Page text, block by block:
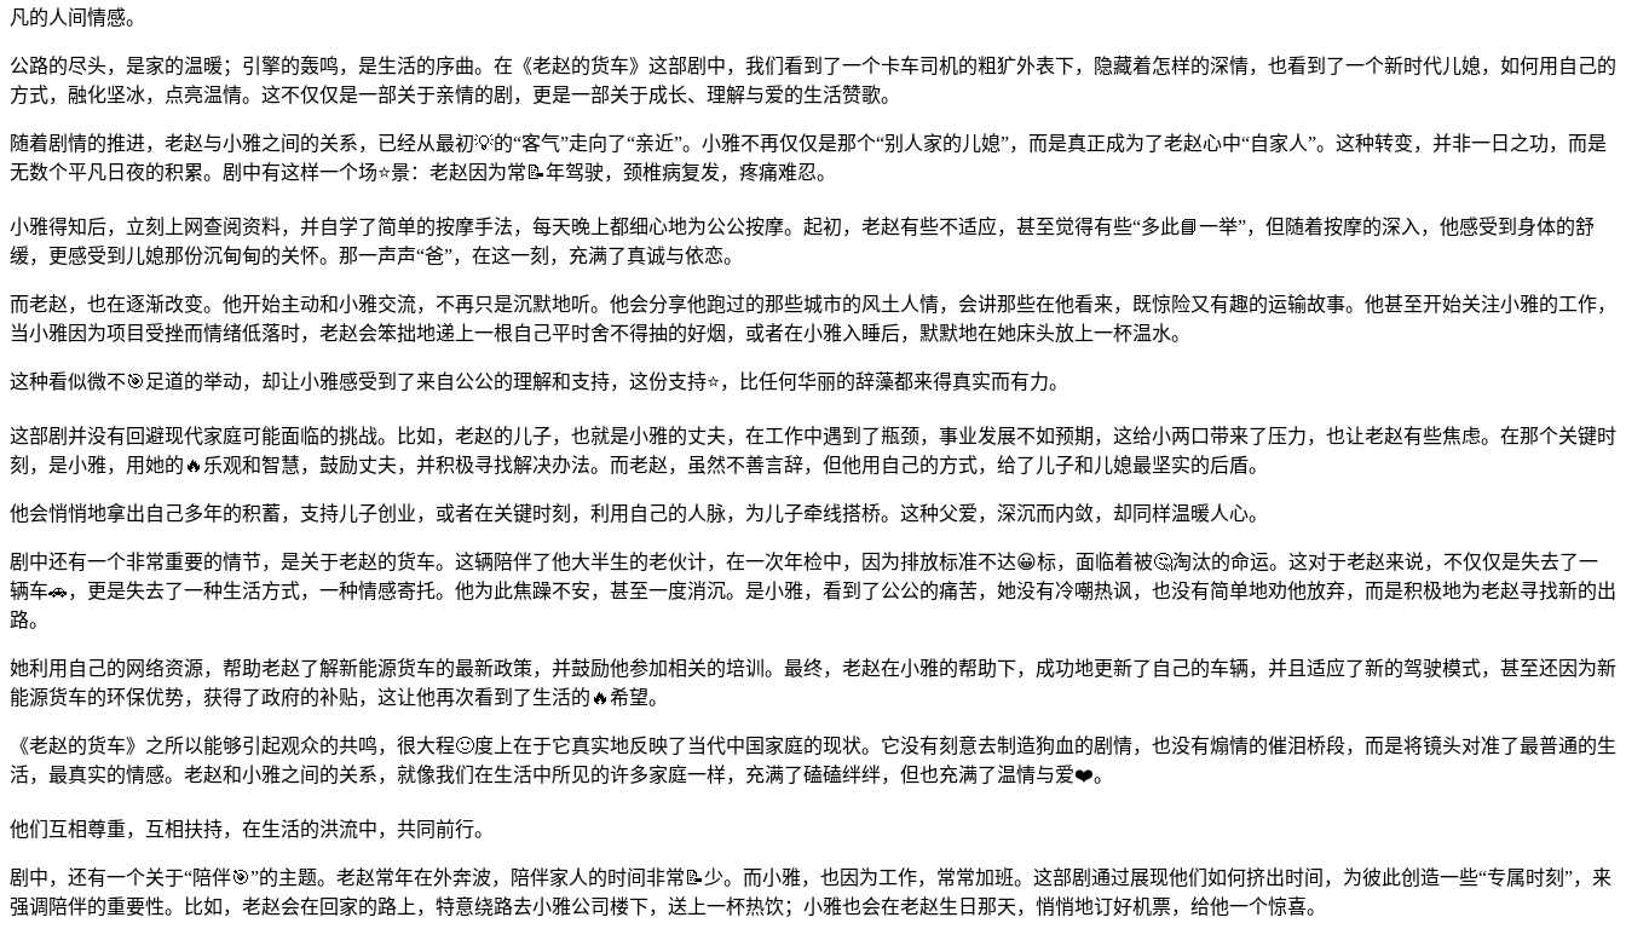
凡的人间情感。
公路的尽头，是家的温暖；引擎的轰鸣，是生活的序曲。在《老赵的货车》这部剧中，我们看到了一个卡车司机的粗犷外表下，隐藏着怎样的深情，也看到了一个新时代儿媳，如何用自己的
方式，融化坚冰，点亮温情。这不仅仅是一部关于亲情的剧，更是一部关于成长、理解与爱的生活赞歌。
随着剧情的推进，老赵与小雅之间的关系，已经从最初💡的“客气”走向了“亲近”。小雅不再仅仅是那个“别人家的儿媳”，而是真正成为了老赵心中“自家人”。这种转变，并非一日之功，而是
无数个平凡日夜的积累。剧中有这样一个场⭐景：老赵因为常📝年驾驶，颈椎病复发，疼痛难忍。
小雅得知后，立刻上网查阅资料，并自学了简单的按摩手法，每天晚上都细心地为公公按摩。起初，老赵有些不适应，甚至觉得有些“多此📘一举”，但随着按摩的深入，他感受到身体的舒
缓，更感受到儿媳那份沉甸甸的关怀。那一声声“爸”，在这一刻，充满了真诚与依恋。
而老赵，也在逐渐改变。他开始主动和小雅交流，不再只是沉默地听。他会分享他跑过的那些城市的风土人情，会讲那些在他看来，既惊险又有趣的运输故事。他甚至开始关注小雅的工作，
当小雅因为项目受挫而情绪低落时，老赵会笨拙地递上一根自己平时舍不得抽的好烟，或者在小雅入睡后，默默地在她床头放上一杯温水。
这种看似微不🎯足道的举动，却让小雅感受到了来自公公的理解和支持，这份支持⭐，比任何华丽的辞藻都来得真实而有力。
这部剧并没有回避现代家庭可能面临的挑战。比如，老赵的儿子，也就是小雅的丈夫，在工作中遇到了瓶颈，事业发展不如预期，这给小两口带来了压力，也让老赵有些焦虑。在那个关键时
刻，是小雅，用她的🔥乐观和智慧，鼓励丈夫，并积极寻找解决办法。而老赵，虽然不善言辞，但他用自己的方式，给了儿子和儿媳最坚实的后盾。
他会悄悄地拿出自己多年的积蓄，支持儿子创业，或者在关键时刻，利用自己的人脉，为儿子牵线搭桥。这种父爱，深沉而内敛，却同样温暖人心。
剧中还有一个非常重要的情节，是关于老赵的货车。这辆陪伴了他大半生的老伙计，在一次年检中，因为排放标准不达😀标，面临着被🤔淘汰的命运。这对于老赵来说，不仅仅是失去了一
辆车🚗，更是失去了一种生活方式，一种情感寄托。他为此焦躁不安，甚至一度消沉。是小雅，看到了公公的痛苦，她没有冷嘲热讽，也没有简单地劝他放弃，而是积极地为老赵寻找新的出
路。
她利用自己的网络资源，帮助老赵了解新能源货车的最新政策，并鼓励他参加相关的培训。最终，老赵在小雅的帮助下，成功地更新了自己的车辆，并且适应了新的驾驶模式，甚至还因为新
能源货车的环保优势，获得了政府的补贴，这让他再次看到了生活的🔥希望。
《老赵的货车》之所以能够引起观众的共鸣，很大程🙂度上在于它真实地反映了当代中国家庭的现状。它没有刻意去制造狗血的剧情，也没有煽情的催泪桥段，而是将镜头对准了最普通的生
活，最真实的情感。老赵和小雅之间的关系，就像我们在生活中所见的许多家庭一样，充满了磕磕绊绊，但也充满了温情与爱❤️。
他们互相尊重，互相扶持，在生活的洪流中，共同前行。
剧中，还有一个关于“陪伴🎯”的主题。老赵常年在外奔波，陪伴家人的时间非常📝少。而小雅，也因为工作，常常加班。这部剧通过展现他们如何挤出时间，为彼此创造一些“专属时刻”，来
强调陪伴的重要性。比如，老赵会在回家的路上，特意绕路去小雅公司楼下，送上一杯热饮；小雅也会在老赵生日那天，悄悄地订好机票，给他一个惊喜。